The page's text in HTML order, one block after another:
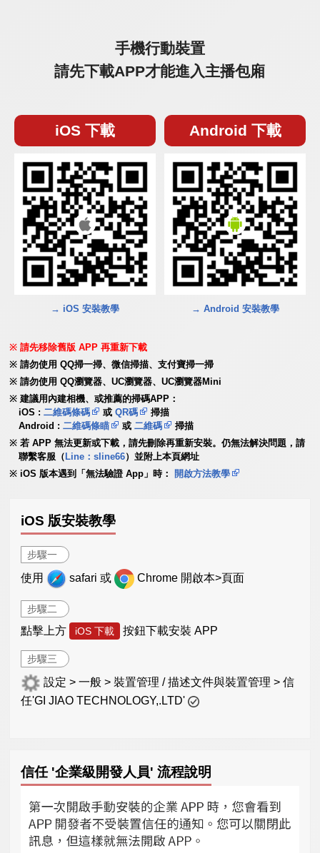
手機行動裝置
請先下載APP才能進入主播包廂
iOS 下載
→ iOS 安裝教學
Android 下載
→ Android 安裝教學
請先移除舊版 APP 再重新下載
請勿使用 QQ掃一掃、微信掃描、支付寶掃一掃
請勿使用 QQ瀏覽器、UC瀏覽器、UC瀏覽器Mini
建議用內建相機、或推薦的掃碼APP：
iOS :二維碼條碼 或QR碼
掃描
Android :二維碼條瞄 或二維碼
掃描
若 APP 無法更新或下載，請先刪除再重新安裝。仍無法解決問題，請
聯繫客服（ Line：sline66）並附上本頁網址
iOS 版本遇到「無法驗證 App」時：
開啟方法教學
iOS 版安裝教學
步驟一
使用 safari 或 Chrome 開啟本>頁面
步驟二
點擊上方 iOS 下載 按鈕下載安裝 APP
步驟三
設定 > 一般 > 裝置管理 / 描述文件與裝置管理 > 信
任'GI JIAO TECHNOLOGY,.LTD'
信任 '企業級開發人員' 流程說明